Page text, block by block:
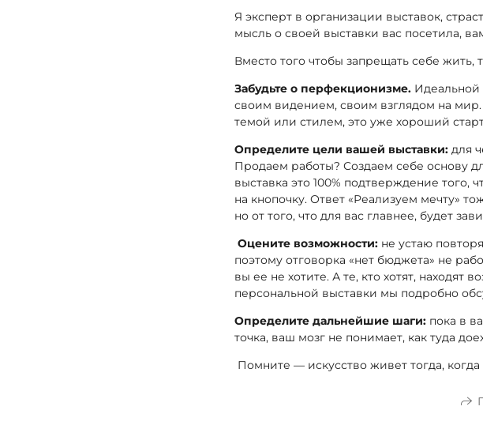
Я эксперт в организации выставок,
мысль о своей выставки вас посетила,
Вместо того чтобы запрещать себе
Забудьте о перфекционизме. Идеальной
своим видением, своим взглядом на мир.
темой или стилем, это уже хороший
Определите цели вашей выставки: для
Продаем работы? Создаем себе основу
выставка это 100% подтверждение
на кнопочку. Ответ «Реализуем мечту»
но от того, что для вас главнее, будет
Оцените возможности: не устаю
поэтому отговорка «нет бюджета» не
вы ее не хотите. А те, кто хотят, находят
персональной выставки мы подробно
Определите дальнейшие шаги: пока в
точка, ваш мозг не понимает, как туда
Помните — искусство живет тогда,